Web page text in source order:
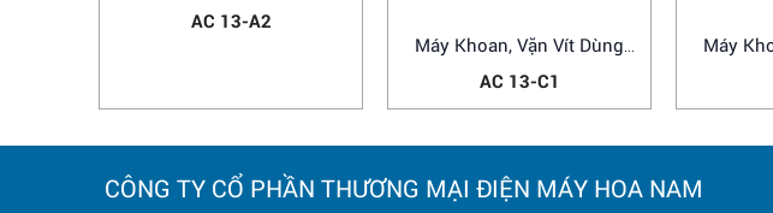
Pin
AC 13-A2
CÔNG TY CỔ PHẦN THƯƠNG MẠI ĐIỆN MÁY HOA NAM